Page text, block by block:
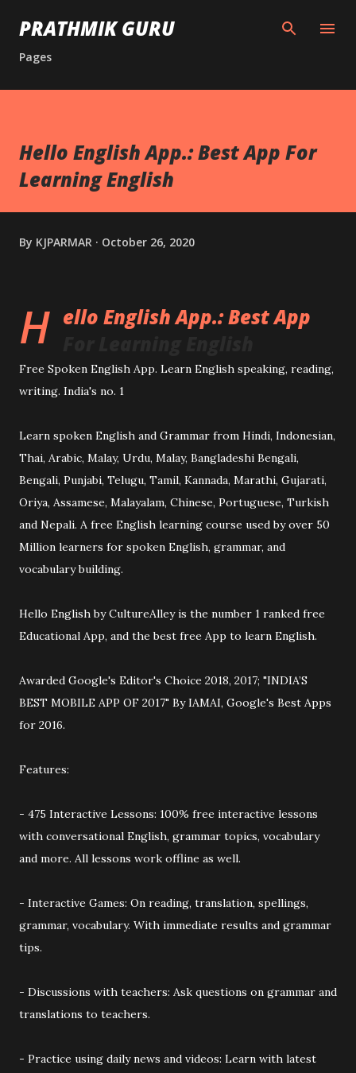
Skip to main content
PRATHMIK GURU
Pages
Hello English App.: Best App For
Learning English
By KJPARMAR October 26, 2020
H ello English App.: Best App
Free Spoken English App. Learn English speaking, reading,
writing. India's no. 1
Learn spoken English and Grammar from Hindi, Indonesian,
Thai, Arabic, Malay, Urdu, Malay, Bangladeshi Bengali,
Bengali, Punjabi, Telugu, Tamil, Kannada, Marathi, Gujarati,
Oriya, Assamese, Malayalam, Chinese, Portuguese, Turkish
and Nepali. A free English learning course used by over 50
Million learners for spoken English, grammar, and
vocabulary building.
Hello English by CultureAlley is the number 1 ranked free
Educational App, and the best free App to learn English.
Awarded Google's Editor's Choice 2018, 2017; "INDIA’S
BEST MOBILE APP OF 2017" By IAMAI, Google's Best Apps
for 2016.
Features:
- 475 Interactive Lessons: 100% free interactive lessons
with conversational English, grammar topics, vocabulary
and more. All lessons work offline as well.
- Interactive Games: On reading, translation, spellings,
grammar, vocabulary. With immediate results and grammar
tips.
- Discussions with teachers: Ask questions on grammar and
translations to teachers.
- Practice using daily news and videos: Learn with latest